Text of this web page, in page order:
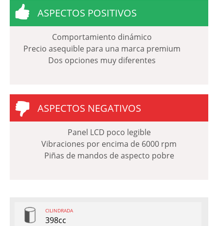
ASPECTOS POSITIVOS
Comportamiento dinámico
Precio asequible para una marca premium
Dos opciones muy diferentes
ASPECTOS NEGATIVOS
Panel LCD poco legible
Vibraciones por encima de 6000 rpm
Piñas de mandos de aspecto pobre
CILINDRADA
398cc